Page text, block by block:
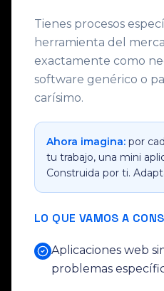
Tienes procesos
herramienta del
exactamente como
software genérico o
carísimo.
Ahora imagina: por
tu trabajo, una mini
Construida por ti.
LO QUE VAMOS A
Aplicaciones web
problemas